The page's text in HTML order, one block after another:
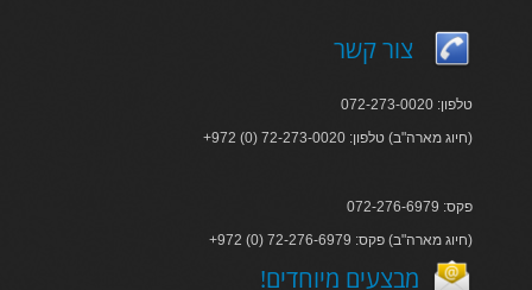
צור קשר
טלפון: 072-273-0020
+972 (0) 72-273-0020 :חיוג מארה"ב) טלפון)
פקס: 072-276-6979
+972 (0) 72-276-6979 :חיוג מארה"ב) פקס)
!מבצעים מיוחדים